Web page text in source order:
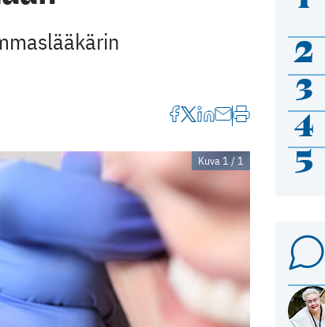
2
3
4
5
Kuva 1 / 1